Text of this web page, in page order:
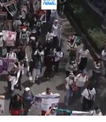
diera inicio laCopa Mundial
de laFIFA ya se habían dado
no había ido
Y eso es mucho decir.
la organización conjunta de
Estados Unidosallá por 2018,
los círculos futbolísticos era